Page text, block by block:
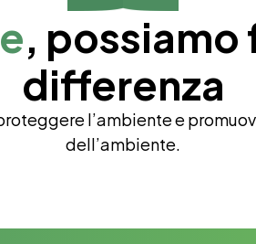
, possiamo
differenza
l’ambiente e
dell’ambiente.